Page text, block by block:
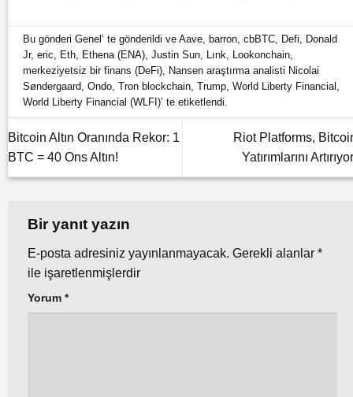
Bu gönderiGenel’ te gönderildi veAave, barron,cbBTC, Defi, Donald
Jr,eric, Eth, Ethena (ENA),Justin Sun, Lınk, Lookonchain,
merkeziyetsiz bir finans (DeFi), Nansen araştırma analisti Nicolai
Søndergaard,Ondo,Tron blockchain,Trump,World Liberty Financial ,
World Liberty Financial (WLFI)’ te etiketlendi.
Bitcoin Altın Oranında Rekor: 1
BTC = 40 Ons Altın!
Riot Platforms,
Yatırımlarını
Bir yanıt yazın
E-posta adresiniz yayınlanmayacak. Gerekli alanlar *
ile işaretlenmişlerdir
Yorum *